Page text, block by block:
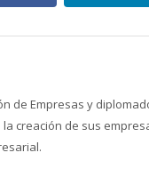
de Empresas y
creación de sus